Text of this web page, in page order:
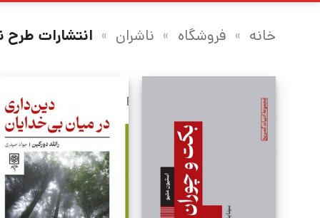
خانه » فروشگاه » ناشران » انتشارات طرح